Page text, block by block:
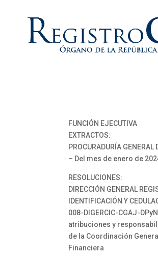
FUNCIÓN EJECUTIVA
EXTRACTOS:
PROCURADURÍA GENERAL
– Del mes de enero de
RESOLUCIONES:
DIRECCIÓN GENERAL
IDENTIFICACIÓN Y
008-DIGERCIC-CGAJ-
atribuciones y
de la Coordinación
Financiera